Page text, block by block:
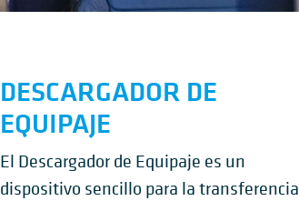
DESCARGADOR DE
EQUIPAJE
El Descargador de Equipaje es un
dispositivo sencillo para la transferencia